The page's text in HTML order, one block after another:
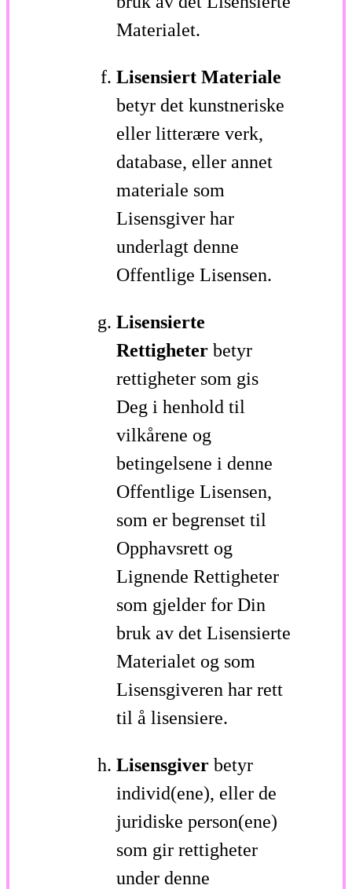
Materialet.
Lisensiert Materiale
betyr det kunstneriske
eller litterære verk,
database, eller annet
materiale som
Lisensgiver har
underlagt denne
Offentlige Lisensen.
Lisensierte
Rettigheter betyr
rettigheter som gis
Deg i henhold til
vilkårene og
betingelsene i denne
Offentlige Lisensen,
som er begrenset til
Opphavsrett og
Lignende Rettigheter
som gjelder for Din
bruk av det Lisensierte
Materialet og som
Lisensgiveren har rett
til å lisensiere.
Lisensgiver betyr
individ(ene), eller de
juridiske person(ene)
som gir rettigheter
under denne